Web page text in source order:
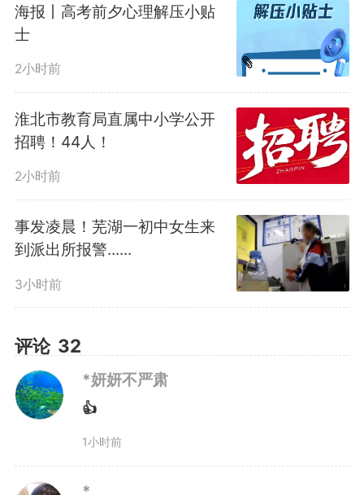
价、运营管理等技术与管理工作的
高级专门人才。
合成生物学专业聚焦合成生物
学国际学术前沿，致力于培养系统
掌握合成生物学、化学、计算机科
学等跨学科知识，具备分析和解决
合成生物学应用领域工程问题的能
力，能在生物医药、生物制造、农
业科技、生物能源等领域从事研
发、销售、信息服务或生产管理，
在大专院校、科研机构等从事教
育、科学研究的高素质学术型人
海报丨高考前夕心理解压小贴
士
2小时前
淮北市教育局直属中小学公开
招聘！44人！
2小时前
事发凌晨！芜湖一初中女生来
到派出所报警......
3小时前
评论 32
*妍妍不严肃
👍
1小时前